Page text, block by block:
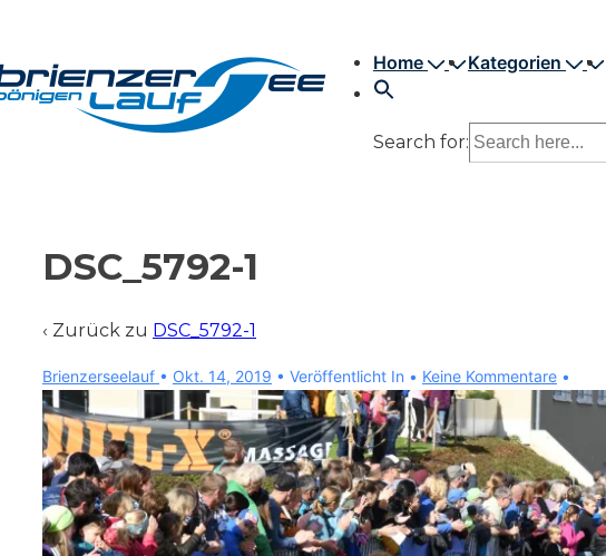
Inhalt
Home Kategorien
Search for:
DSC_5792-1
‹ Zurück zu DSC_5792-1
Brienzerseelauf • Okt. 14, 2019 Veröffentlicht In Keine Kommentare